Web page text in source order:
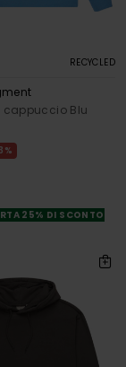
RECYCLED
cappuccio Blu
25% DI SCONTO